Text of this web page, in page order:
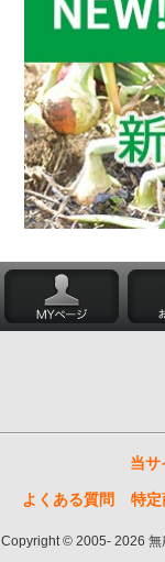
当サ
よくある質問 特定
Copyright © 2005- 2026